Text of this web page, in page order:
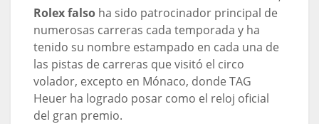
Rolex falsoha sido patrocinador principal de
numerosas carreras cada temporada y ha
tenido su nombre estampado en cada una de
las pistas de carreras que visitó el circo
volador, excepto en Mónaco, donde TAG
Heuer ha logrado posar como el reloj oficial
del gran premio.